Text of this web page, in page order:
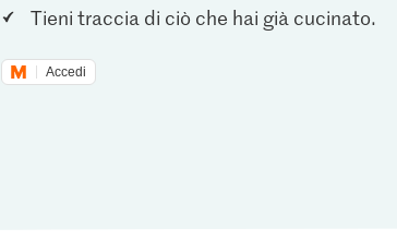
Tieni traccia di ciò che hai già cucinato.
Accedi